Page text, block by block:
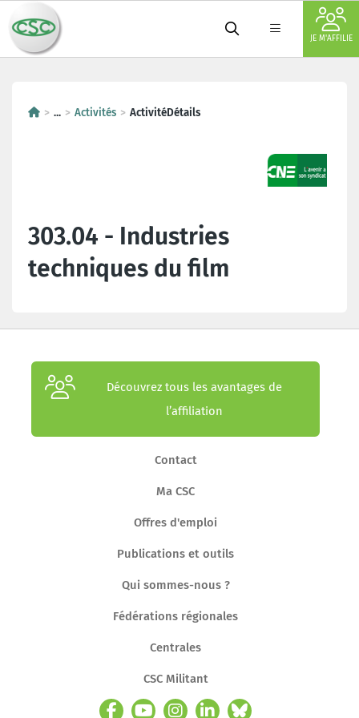
JE M'AFFILIE
... Activités ActivitéDétails
303.04 - Industries
techniques du film
Découvrez tous les avantages de
l’affiliation
Contact
Ma CSC
Offres d'emploi
Publications et outils
Qui sommes-nous ?
Fédérations régionales
Centrales
CSC Militant